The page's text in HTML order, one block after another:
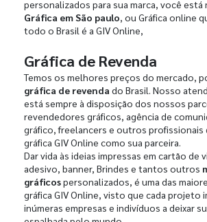
personalizados para sua marca, você
Gráfica em São paulo, ou Gráfica online
todo o Brasil é a GIV Online,
Gráfica de Revenda
Temos os melhores preços do mercado,
gráfica de revenda do Brasil. Nosso
está sempre à disposição dos nossos
revendedores gráficos, agência de
gráfico, freelancers e outros profissionais
gráfica GIV Online como sua parceira.
Dar vida às ideias impressas em cartão de
adesivo, banner, Brindes e tantos outros
gráficospersonalizados, é uma das
gráfica GIV Online, visto que cada projeto
inúmeras empresas e indivíduos a deixar